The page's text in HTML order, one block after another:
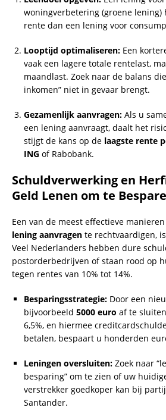
woningverbetering (groene lening)
rente dan een lening voor
Looptijd optimaliseren: Een
vaak een lagere totale rentelast,
maandlast. Zoek naar de balans
inkomen” niet in gevaar brengt.
Gezamenlijk aanvragen: Als u
een lening aanvraagt, daalt het
stijgt de kans op de laagste rente
ING of Rabobank.
Schuldverwerking en
Geld Lenen om te
Een van de meest effectieve
lening aanvragen te rechtvaardigen,
Veel Nederlanders hebben dure
postorderbedrijven of staan rood op
tegen rentes van 10% tot 14%.
Besparingsstrategie: Door een
bijvoorbeeld 5000 euro af te
6,5%, en hiermee
betalen, bespaart u honderden
Leningen oversluiten: Zoek naar
besparing” om te zien of uw
verstrekker goedkoper kan bij
Santander.